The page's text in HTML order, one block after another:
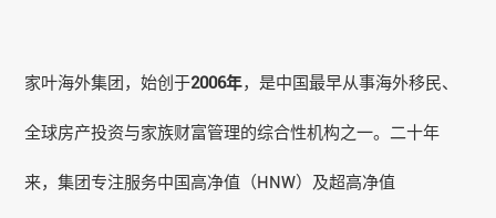
家叶海外集团，始创于2006年，是中国最早从事海外移民、
全球房产投资与家族财富管理的综合性机构之一。二十年
来，集团专注服务中国高净值（HNW）及超高净值